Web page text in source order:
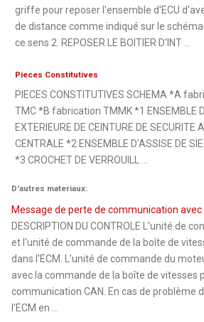
griffe pour reposer l'ensemble d'ECU
de distance comme indiqué sur le
ce sens 2. REPOSER LE BOITIER D'INT ...
Pieces Constitutives
PIECES CONSTITUTIVES SCHEMA *A
TMC *B fabrication TMMK *1 ENSEMBLE
EXTERIEURE DE CEINTURE DE SECURITE
CENTRALE *2 ENSEMBLE D'ASSISE DE
*3 CROCHET DE VERROUILL ...
D'autres materiaux:
Message de perte de communication avec
DESCRIPTION DU CONTROLE L'unité de
et l'unité de commande de la boîte de
dans l'ECM. L'unité de commande du
avec la commande de la boîte de vitesses
communication CAN. En cas de problème
l'ECM en ...